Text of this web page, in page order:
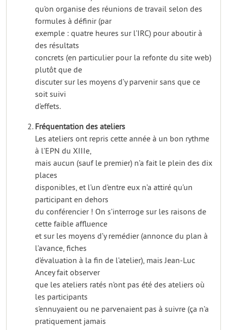
qu’on organise des réunions de travail selon des
formules à définir (par
exemple : quatre heures sur l’IRC) pour aboutir à
des résultats
concrets (en particulier pour la refonte du site web)
plutôt que de
discuter sur les moyens d’y parvenir sans que ce
soit suivi
d’effets.
Fréquentation des ateliers
Les ateliers ont repris cette année à un bon rythme
à l’EPN du XIIIe,
mais aucun (sauf le premier) n’a fait le plein des dix
places
disponibles, et l’un d’entre eux n’a attiré qu’un
participant en dehors
du conférencier ! On s’interroge sur les raisons de
cette faible affluence
et sur les moyens d’y remédier (annonce du plan à
l’avance, fiches
d’évaluation à la fin de l’atelier), mais Jean-Luc
Ancey fait observer
que les ateliers ratés n’ont pas été des ateliers où
les participants
s’ennuyaient ou ne parvenaient pas à suivre (ça n’a
pratiquement jamais